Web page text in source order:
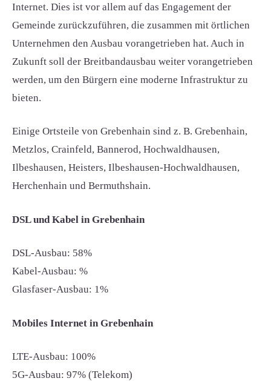
Internet. Dies ist vor allem auf das Engagement der
Gemeinde zurückzuführen, die zusammen mit örtlichen
Unternehmen den Ausbau vorangetrieben hat. Auch in
Zukunft soll der Breitbandausbau weiter vorangetrieben
werden, um den Bürgern eine moderne Infrastruktur zu
bieten.
Einige Ortsteile von Grebenhain sind z. B. Grebenhain,
Metzlos, Crainfeld, Bannerod, Hochwaldhausen,
Ilbeshausen, Heisters, Ilbeshausen-Hochwaldhausen,
Herchenhain und Bermuthshain.
DSL und Kabel in Grebenhain
DSL-Ausbau: 58%
Kabel-Ausbau: %
Glasfaser-Ausbau: 1%
Mobiles Internet in Grebenhain
LTE-Ausbau: 100%
5G-Ausbau: 97% (Telekom)